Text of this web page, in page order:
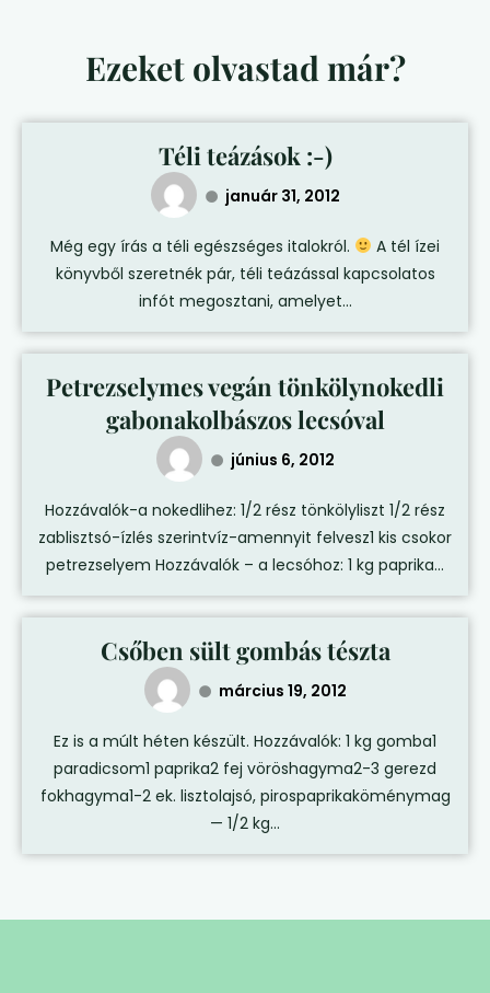
Ezeket olvastad már?
Téli teázások :-)
január 31, 2012
Még egy írás a téli egészséges italokról.
A tél ízei
könyvből szeretnék pár, téli teázással kapcsolatos
infót megosztani, amelyet...
Petrezselymes vegán tönkölynokedli
gabonakolbászos lecsóval
június 6, 2012
Hozzávalók-a nokedlihez: 1/2 rész tönkölyliszt 1/2 rész
zablisztsó-ízlés szerintvíz-amennyit felvesz1 kis csokor
petrezselyem Hozzávalók – a lecsóhoz: 1 kg paprika...
Csőben sült gombás tészta
március 19, 2012
Ez is a múlt héten készült. Hozzávalók: 1 kg gomba1
paradicsom1 paprika2 fej vöröshagyma2-3 gerezd
fokhagyma1-2 ek. lisztolajsó, pirospaprikaköménymag
— 1/2 kg...